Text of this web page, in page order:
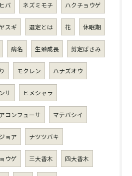
バ ネズミモチ ハクチョウゲ
スギ 選定とは 花 休眠期
病名 生殖成長 剪定ばさみ
モクレン ハナズオウ
サ ヒメシャラ
コンフューサ マテバシイ
ョア ナツツバキ
ウゲ 三大香木 四大香木